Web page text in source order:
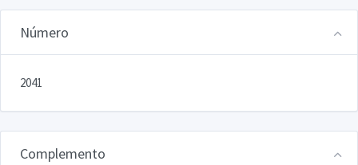
Número
2041
Complemento